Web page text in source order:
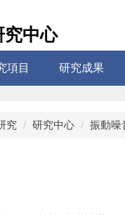
究中心
項目 研究成果
究 研究中心 振動噪